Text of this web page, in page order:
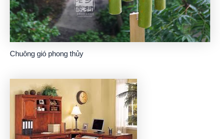
Chuông gió phong thủy